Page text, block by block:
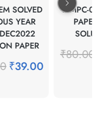
SOLVED
YEAR
PAPER
₹39.00
MMPC-
PAPER
₹80.00